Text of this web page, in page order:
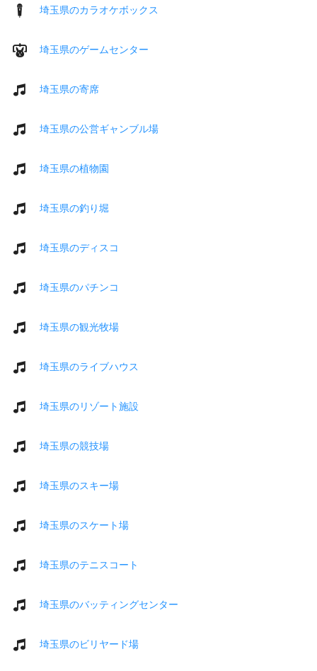
埼玉県のカラオケボックス
埼玉県のゲームセンター
埼玉県の寄席
埼玉県の公営ギャンブル場
埼玉県の植物園
埼玉県の釣り堀
埼玉県のディスコ
埼玉県のパチンコ
埼玉県の観光牧場
埼玉県のライブハウス
埼玉県のリゾート施設
埼玉県の競技場
埼玉県のスキー場
埼玉県のスケート場
埼玉県のテニスコート
埼玉県のバッティングセンター
埼玉県のビリヤード場